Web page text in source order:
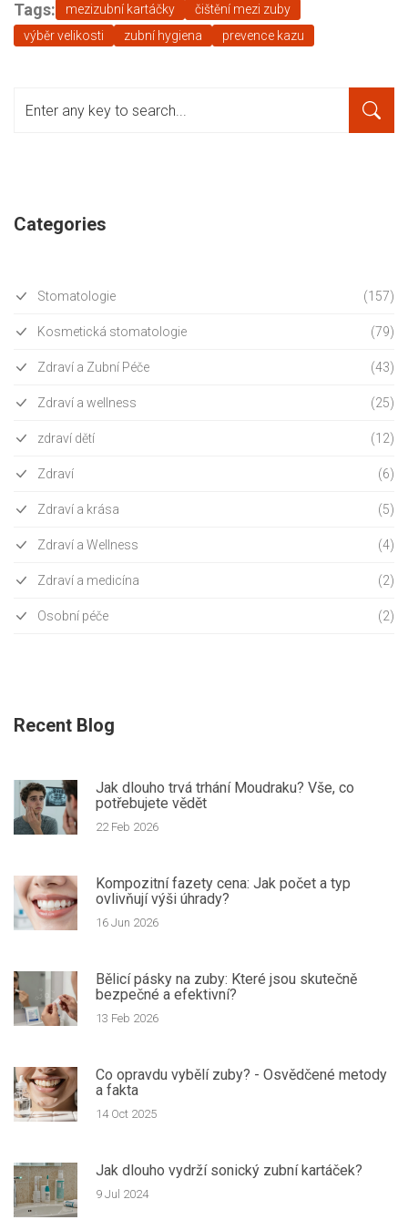
Tags: mezizubní kartáčky
čištění mezi zuby
výběr velikosti
zubní hygiena prevence kazu
Categories
Stomatologie (157)
Kosmetická stomatologie (79)
Zdraví a Zubní Péče (43)
Zdraví a wellness (25)
zdraví dětí (12)
Zdraví (6)
Zdraví a krása (5)
Zdraví a Wellness (4)
Zdraví a medicína (2)
Osobní péče (2)
Recent Blog
Jak dlouho trvá trhání Moudraku? Vše, co
potřebujete vědět
22 Feb 2026
Kompozitní fazety cena: Jak počet a typ
ovlivňují výši úhrady?
16 Jun 2026
Bělicí pásky na zuby: Které jsou skutečně
bezpečné a efektivní?
13 Feb 2026
Co opravdu vybělí zuby? - Osvědčené metody
a fakta
14 Oct 2025
Jak dlouho vydrží sonický zubní kartáček?
9 Jul 2024